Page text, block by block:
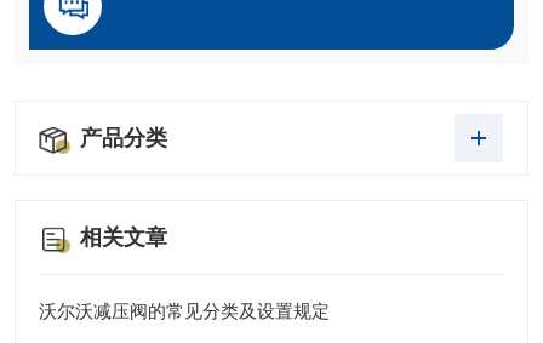
产品分类
相关文章
沃尔沃减压阀的常见分类及设置规定